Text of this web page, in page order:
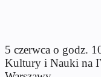
5 czerwca o godz.
Kultury i Nauki na